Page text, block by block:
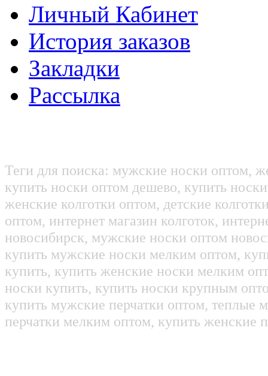
Личный Кабинет
История заказов
Закладки
Рассылка
Теги для поиска: мужские носки оптом,
купить носки оптом дешево, купить
женские колготки оптом, детские
оптом, интернет магазин колготок,
новосибирск, мужские носки оптом
купить мужские носки мелким оптом,
купить, купить женские носки мелким
носки купить, купить носки крупным
купить мужские перчатки оптом, теплые
перчатки мелким оптом, купить женские